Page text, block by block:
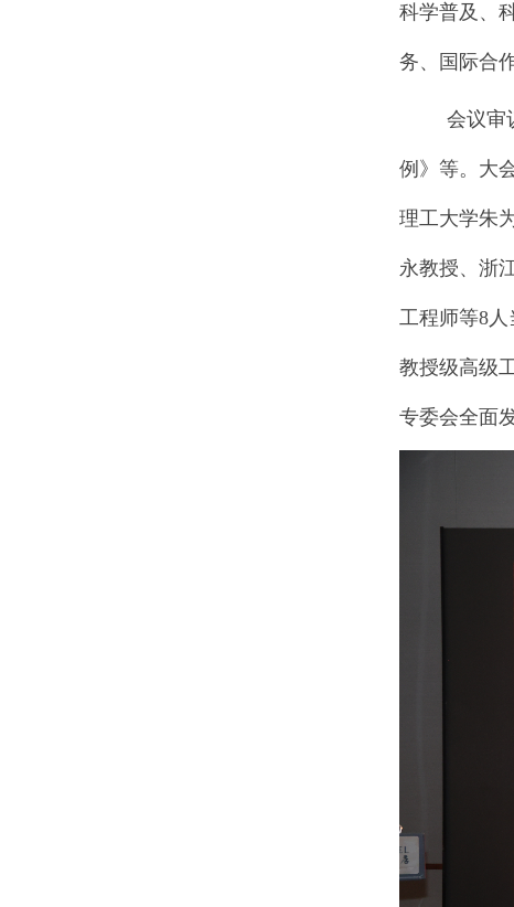
科学普及、
务、国际合
会议审
例》 等。 大
理工大学朱
永教授、浙
工程师等8
教授级高级
专委会全面